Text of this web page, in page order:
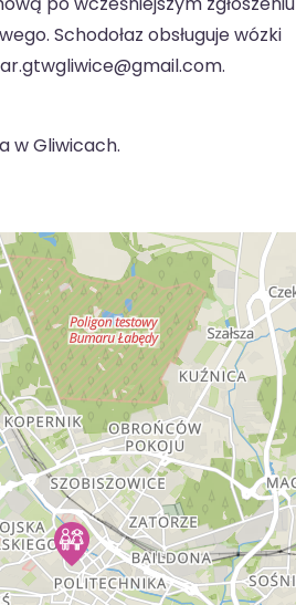
Schodołaz obsługuje wózki
w Gliwicach.